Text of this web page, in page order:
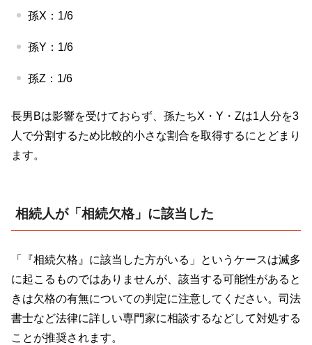
孫X ： 1/6
孫Y ： 1/6
孫Z ： 1/6
長男 Bは影響を受けておらず、孫たちX ・ Y ・ Zは1 人分を3
人で分割するため比較的小さな割合を取得するにとどまり
ます。
相続人が「相続欠格」に該当した
「『相続欠格』に該当した方がいる」というケースは滅多
に起こるものではありませんが、該当する可能性があると
きは欠格の有無についての判定に注意してください。司法
書士など法律に詳しい専門家に相談するなどして対処する
ことが推奨されます。